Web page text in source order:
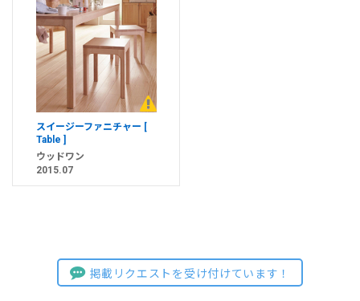
スイージーファニチャー [
Table ]
ウッドワン
2015.07
掲載リクエストを受け付けています！